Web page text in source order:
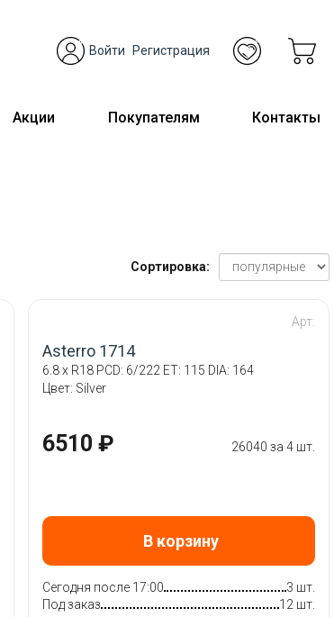
Войти Регистрация
Акции Покупателям Контакты
Сортировка:
Арт:
Asterro 1714
6.8 x R18 PCD: 6/222 ET: 115 DIA: 164
Цвет: Silver
6510 ₽ 26040 за 4 шт.
В корзину
Сегодня после 17:00
3 шт.
Под заказ
12 шт.